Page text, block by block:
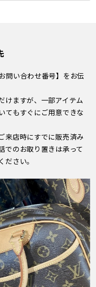
問い合わせ番号】をお伝
けますが、一部アイテム
てもすぐにご用意できな
来店時にすでに販売済み
でのお取り置きは承って
さい。